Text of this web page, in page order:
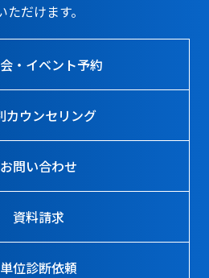
だけます。
・イベント予約
カウンセリング
お問い合わせ
資料請求
単位診断依頼